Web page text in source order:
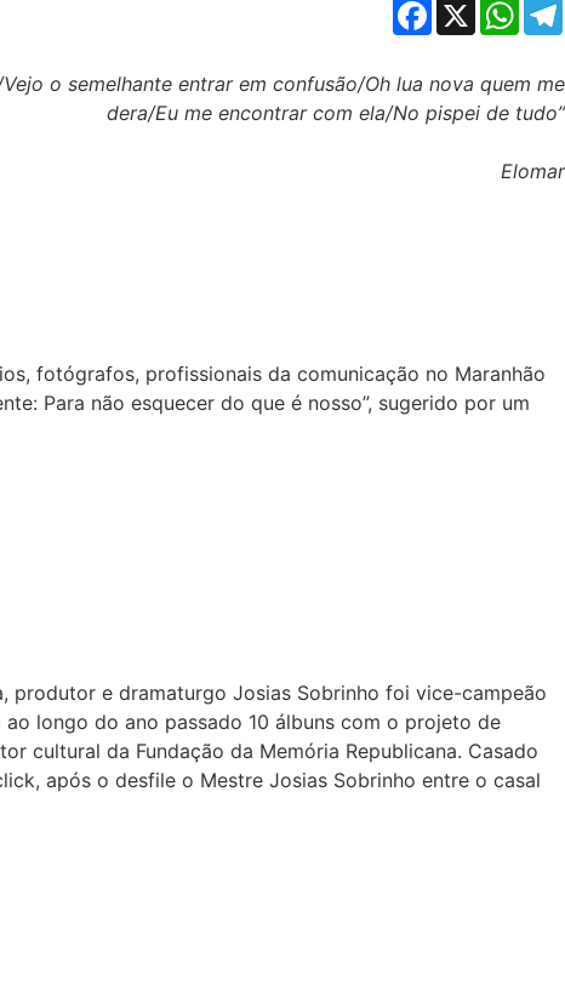
Facebook
o semelhante entrar em confusão/Oh lua nova quem me
dera/Eu me encontrar com ela/No pispei de tudo”
Elomar
fotógrafos, profissionais da comunicação no Maranhão
Para não esquecer do que é nosso”, sugerido por um
produtor e dramaturgo Josias Sobrinho foi vice-campeão
longo do ano passado 10 álbuns com o projeto de
cultural da Fundação da Memória Republicana. Casado
após o desfile o Mestre Josias Sobrinho entre o casal